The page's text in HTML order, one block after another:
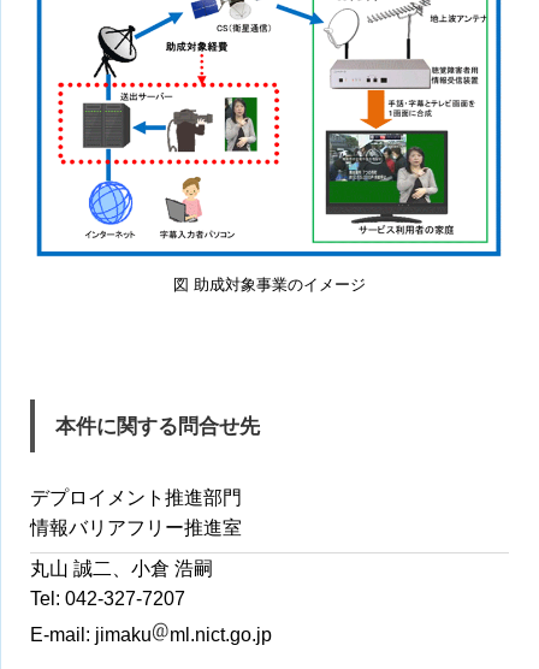
図 助成対象事業のイメージ
本件に関する問合せ先
デプロイメント推進部門
情報バリアフリー推進室
丸山 誠二、小倉 浩嗣
Tel: 042-327-7207
E-mail: jimaku ml.nict.go.jp